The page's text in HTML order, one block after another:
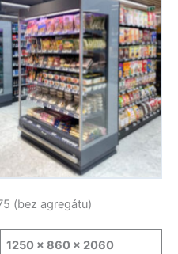
Žádný titulek
(bez agregátu)
1250 x 860 x 2060